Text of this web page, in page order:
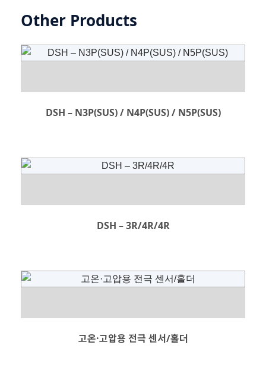
Other Products
DSH – N3P(SUS) / N4P(SUS) / N5P(SUS)
DSH – 3R/4R/4R
고온·고압용 전극 센서/홀더